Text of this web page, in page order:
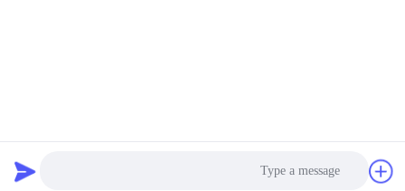
الصين جودة جيدة مضخات المكبس الهيدروليكي المورد. حقوق الطبع والنشر © 2022-
2026 BETTER PARTS Machinery Co., Ltd. . كل الحقوق محفوظة.